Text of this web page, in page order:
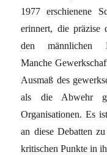
1977 erschienene
erinnert, die präzise
den männlichen
Manche
Ausmaß des
als die Abwehr
Organisationen. Es
an diese Debatten
kritischen Punkte in